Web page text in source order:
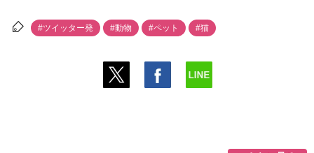
#ツイッター発 #動物 #ペット #猫